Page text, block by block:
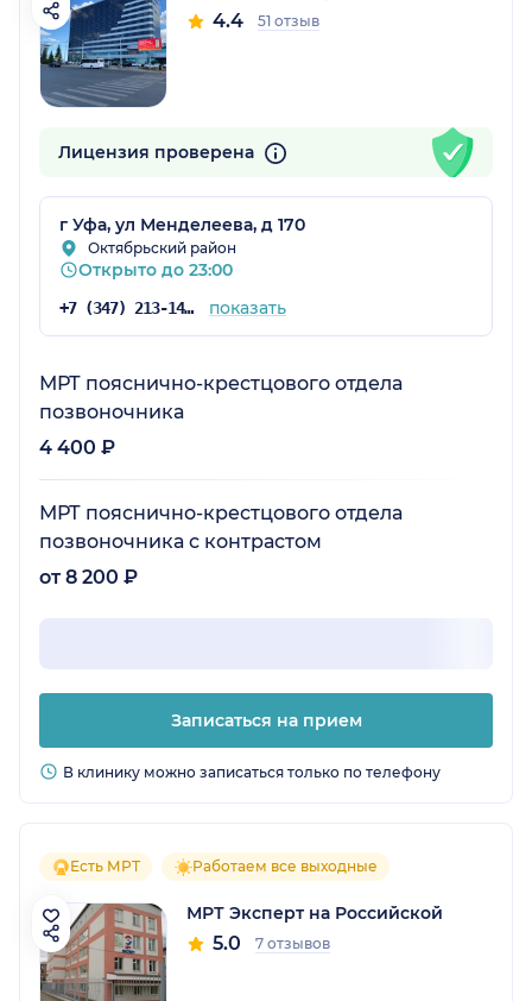
4.4 51 отзыв
Лицензия проверена
г Уфа, ул Менделеева, д 170
Октябрьский район
Открыто до 23:00
+7 (347) 213-14-31 показать
МРТ пояснично-крестцового отдела
позвоночника
4 400 ₽
МРТ пояснично-крестцового отдела
позвоночника с контрастом
от 8 200 ₽
Записаться на прием
В клинику можно записаться только по телефону
Есть МРТ Работаем все выходные
МРТ Эксперт на Российской
5.0 7 отзывов